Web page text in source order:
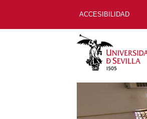
ACCESIBILIDAD